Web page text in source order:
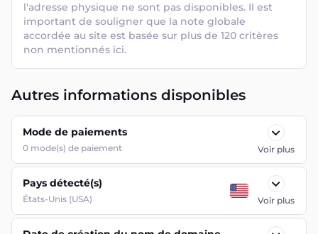
l'adresse physique ne sont pas disponibles. Il est
important de souligner que la note globale
accordée au site est basée sur plus de 120 critères
non mentionnés ici.
Autres informations disponibles
Mode de paiements
0 mode(s) de paiement Voir plus
Pays détecté(s)
États-Unis (USA) Voir plus